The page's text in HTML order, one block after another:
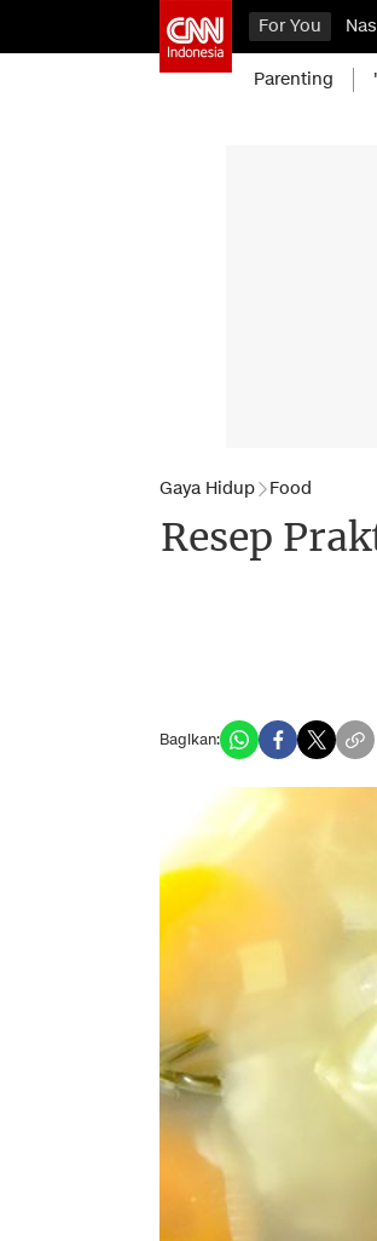
For You
Parenting
Gaya Hidup Food
Resep
Bagikan: